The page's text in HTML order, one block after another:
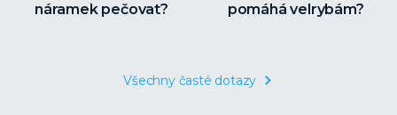
náramek pečovat?
pomáhá velrybám?
Všechny časté dotazy